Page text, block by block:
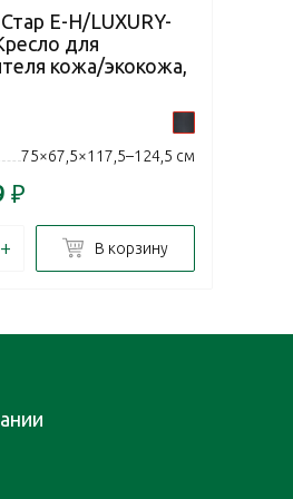
Е-Н/LUXURY-
для
кожа/экокожа,
75×67,5×117,5–124,5 см
₽
+ В корзину